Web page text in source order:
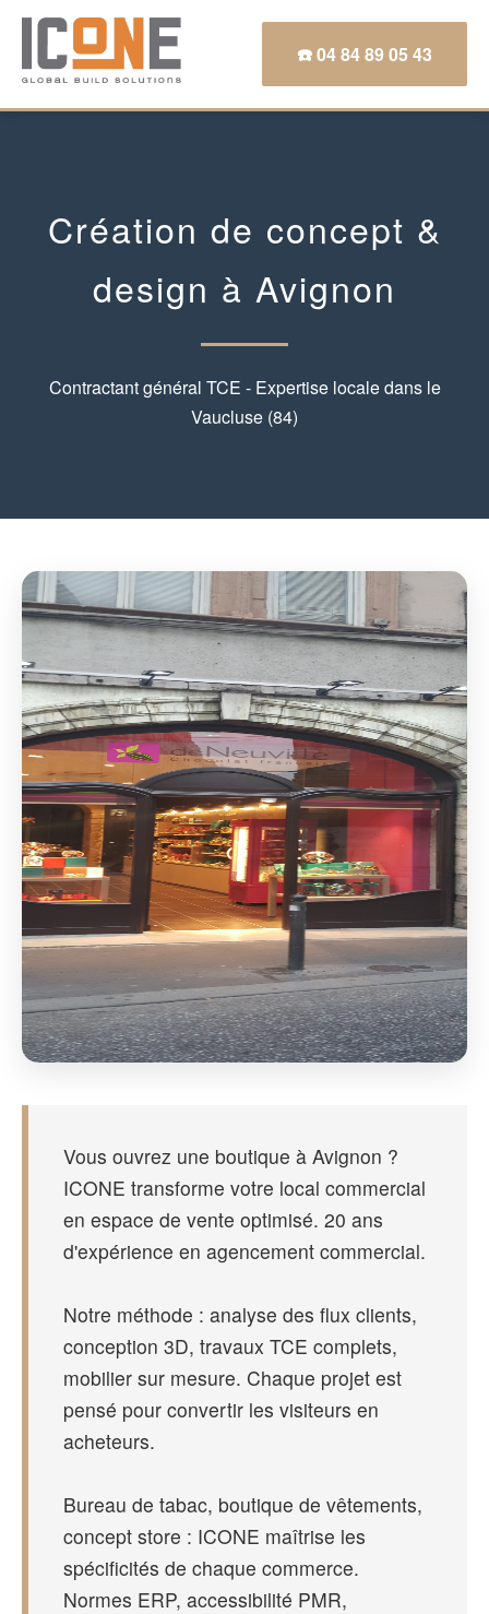
☎️ 04 84 89 05 43
Création de concept &
design à Avignon
Contractant général TCE - Expertise locale dans le
Vaucluse (84)
Vous ouvrez une boutique à Avignon ?
ICONE transforme votre local commercial
en espace de vente optimisé. 20 ans
d'expérience en agencement commercial.
Notre méthode : analyse des flux clients,
conception 3D, travaux TCE complets,
mobilier sur mesure. Chaque projet est
pensé pour convertir les visiteurs en
acheteurs.
Bureau de tabac, boutique de vêtements,
concept store : ICONE maîtrise les
spécificités de chaque commerce.
Normes ERP, accessibilité PMR,